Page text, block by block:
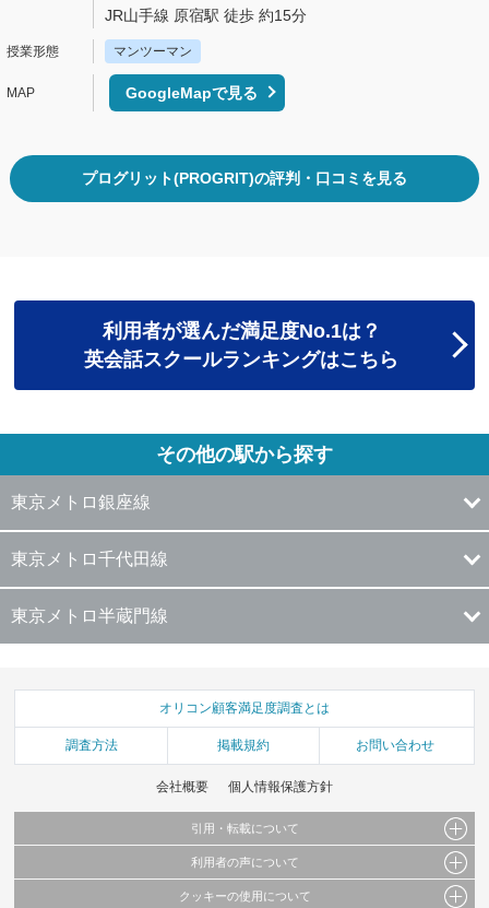
JR山手線 原宿駅 徒歩 約15分
マンツーマン
GoogleMapで見る
プログリット(PROGRIT)の評判・口コミを見る
利用者が選んだ満足度No.1は？
英会話スクールランキングはこちら
その他の駅から探す
東京メトロ銀座線
東京メトロ千代田線
東京メトロ半蔵門線
オリコン顧客満足度調査とは
調査方法 掲載規約 お問い合わせ
会社概要 個人情報保護方針
引用・転載について
当サイトで公開されている情報（文字、写真、イラスト、画像データ等）及びこれらの配
これらの情報を権利者の許可なく無断転載・複製などの二次利用を行うことは固く禁じて
利用者の声について
当サイトに掲載している内容はすべてサービスの利用者が提出された見解・感想です。
クッキーの使用について